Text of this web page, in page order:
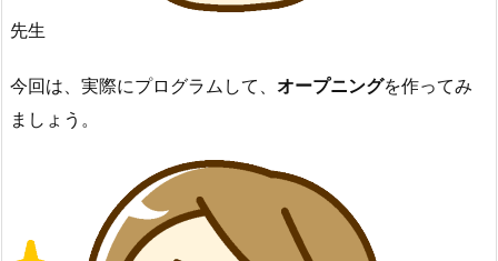
先生
今回は、実際にプログラムして、 オープニングを作ってみ
ましょう。